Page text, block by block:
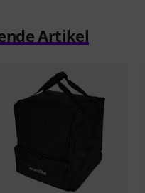
Artikel